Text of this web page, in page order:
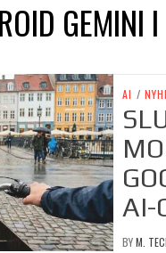
GEMINI
AI /
AI-
BYM.